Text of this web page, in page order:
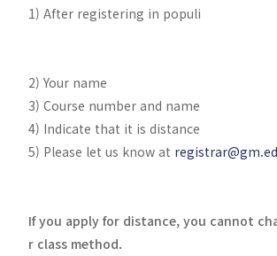
1) After registering in populi
2) Your name
3) Course number and name
4) Indicate that it is distance
5) Please let us know at
If you apply for distance, you cannot
r class method.